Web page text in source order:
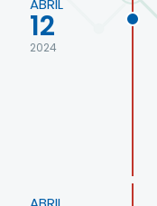
ABRIL
12
2024